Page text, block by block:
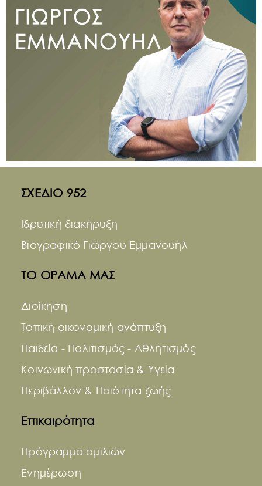
ΣΧΕΔΙΟ 952
Ιδρυτική διακήρυξη
Βιογραφικό Γιώργου Εμμανουήλ
ΤΟ ΟΡΑΜΑ ΜΑΣ
Διοίκηση
Τοπική οικονομική ανάπτυξη
Παιδεία - Πολιτισμός - Αθλητισμός
Κοινωνική προστασία & Υγεία
Περιβάλλον & Ποιότητα ζωής
Επικαιρότητα
Πρόγραμμα ομιλιών
Ενημέρωση